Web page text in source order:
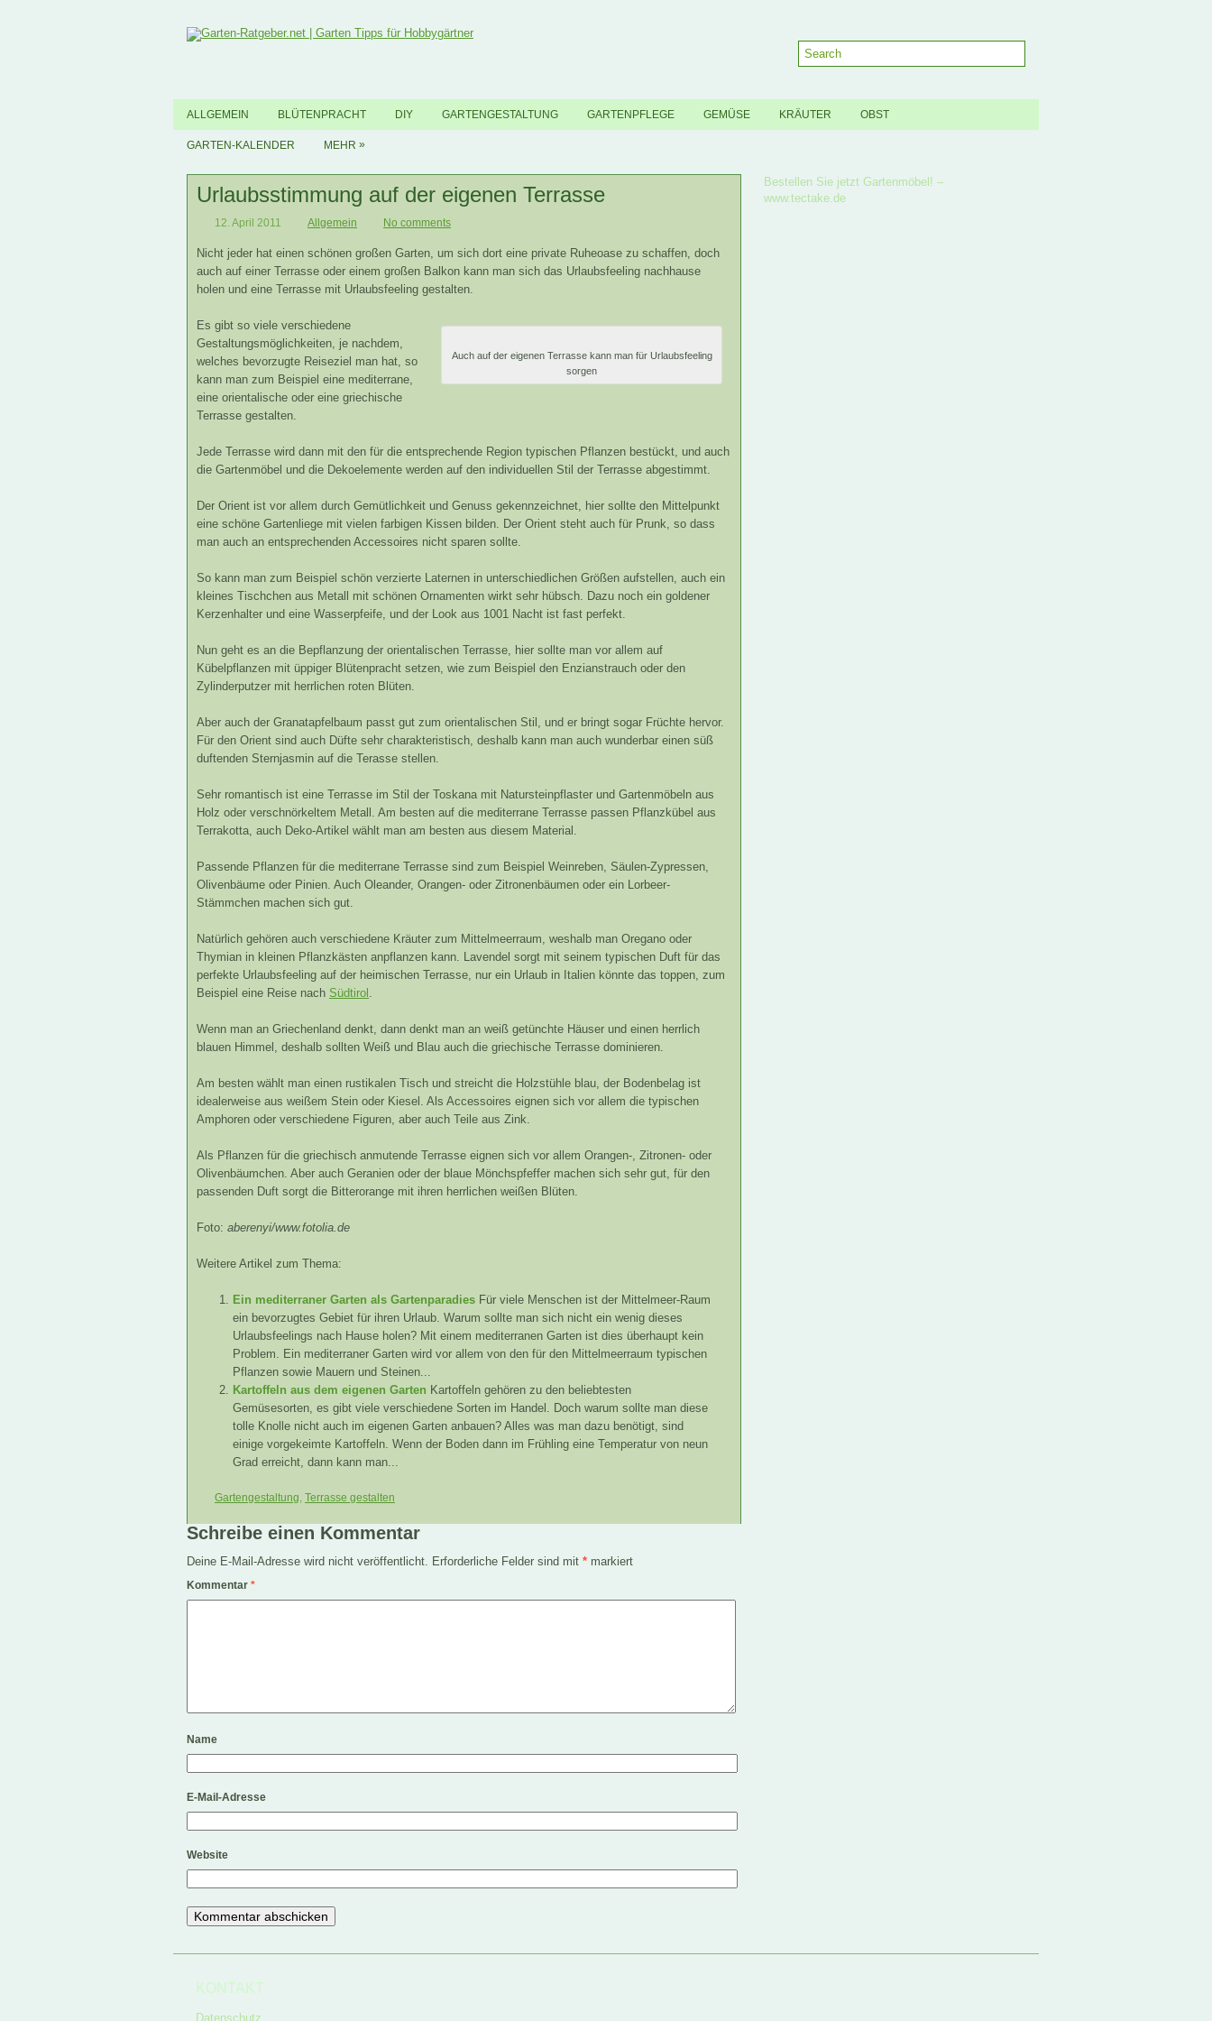
ALLGEMEIN BLÜTENPRACHT DIY GARTENGESTALTUNG GARTENPFLEGE GEMÜSE KRÄUTER OBST
GARTEN-KALENDER MEHR »
Urlaubsstimmung auf der eigenen Terrasse
12. April 2011 Allgemein No comments
Nicht jeder hat einen schönen großen Garten, um sich dort eine private Ruheoase zu schaffen, doch
auch auf einer Terrasse oder einem großen Balkon kann man sich das Urlaubsfeeling nachhause
holen und eine Terrasse mit Urlaubsfeeling gestalten.
Auch auf der eigenen Terrasse kann man für Urlaubsfeeling
sorgen
Es gibt so viele verschiedene
Gestaltungsmöglichkeiten, je nachdem,
welches bevorzugte Reiseziel man hat, so
kann man zum Beispiel eine mediterrane,
eine orientalische oder eine griechische
Terrasse gestalten.
Jede Terrasse wird dann mit den für die entsprechende Region typischen Pflanzen bestückt, und auch
die Gartenmöbel und die Dekoelemente werden auf den individuellen Stil der Terrasse abgestimmt.
Der Orient ist vor allem durch Gemütlichkeit und Genuss gekennzeichnet, hier sollte den Mittelpunkt
eine schöne Gartenliege mit vielen farbigen Kissen bilden. Der Orient steht auch für Prunk, so dass
man auch an entsprechenden Accessoires nicht sparen sollte.
So kann man zum Beispiel schön verzierte Laternen in unterschiedlichen Größen aufstellen, auch ein
kleines Tischchen aus Metall mit schönen Ornamenten wirkt sehr hübsch. Dazu noch ein goldener
Kerzenhalter und eine Wasserpfeife, und der Look aus 1001 Nacht ist fast perfekt.
Nun geht es an die Bepflanzung der orientalischen Terrasse, hier sollte man vor allem auf
Kübelpflanzen mit üppiger Blütenpracht setzen, wie zum Beispiel den Enzianstrauch oder den
Zylinderputzer mit herrlichen roten Blüten.
Aber auch der Granatapfelbaum passt gut zum orientalischen Stil, und er bringt sogar Früchte hervor.
Für den Orient sind auch Düfte sehr charakteristisch, deshalb kann man auch wunderbar einen süß
duftenden Sternjasmin auf die Terasse stellen.
Sehr romantisch ist eine Terrasse im Stil der Toskana mit Natursteinpflaster und Gartenmöbeln aus
Holz oder verschnörkeltem Metall. Am besten auf die mediterrane Terrasse passen Pflanzkübel aus
Terrakotta, auch Deko-Artikel wählt man am besten aus diesem Material.
Passende Pflanzen für die mediterrane Terrasse sind zum Beispiel Weinreben, Säulen-Zypressen,
Olivenbäume oder Pinien. Auch Oleander, Orangen- oder Zitronenbäumen oder ein Lorbeer-
Stämmchen machen sich gut.
Natürlich gehören auch verschiedene Kräuter zum Mittelmeerraum, weshalb man Oregano oder
Thymian in kleinen Pflanzkästen anpflanzen kann. Lavendel sorgt mit seinem typischen Duft für das
perfekte Urlaubsfeeling auf der heimischen Terrasse, nur ein Urlaub in Italien könnte das toppen, zum
Beispiel eine Reise nach Südtirol .
Wenn man an Griechenland denkt, dann denkt man an weiß getünchte Häuser und einen herrlich
blauen Himmel, deshalb sollten Weiß und Blau auch die griechische Terrasse dominieren.
Am besten wählt man einen rustikalen Tisch und streicht die Holzstühle blau, der Bodenbelag ist
idealerweise aus weißem Stein oder Kiesel. Als Accessoires eignen sich vor allem die typischen
Amphoren oder verschiedene Figuren, aber auch Teile aus Zink.
Als Pflanzen für die griechisch anmutende Terrasse eignen sich vor allem Orangen-, Zitronen- oder
Olivenbäumchen. Aber auch Geranien oder der blaue Mönchspfeffer machen sich sehr gut, für den
passenden Duft sorgt die Bitterorange mit ihren herrlichen weißen Blüten.
Foto: aberenyi/www.fotolia.de
Weitere Artikel zum Thema:
Ein mediterraner Garten als Gartenparadies Für viele Menschen ist der Mittelmeer-Raum
ein bevorzugtes Gebiet für ihren Urlaub. Warum sollte man sich nicht ein wenig dieses
Urlaubsfeelings nach Hause holen? Mit einem mediterranen Garten ist dies überhaupt kein
Problem. Ein mediterraner Garten wird vor allem von den für den Mittelmeerraum typischen
Pflanzen sowie Mauern und Steinen...
Kartoffeln aus dem eigenen Garten Kartoffeln gehören zu den beliebtesten
Gemüsesorten, es gibt viele verschiedene Sorten im Handel. Doch warum sollte man diese
tolle Knolle nicht auch im eigenen Garten anbauen? Alles was man dazu benötigt, sind
einige vorgekeimte Kartoffeln. Wenn der Boden dann im Frühling eine Temperatur von neun
Grad erreicht, dann kann man...
Gartengestaltung, Terrasse gestalten
Schreibe einen Kommentar
Deine E-Mail-Adresse wird nicht veröffentlicht. Erforderliche Felder sind mit * markiert
Kommentar *
Name
E-Mail-Adresse
Website
Bestellen Sie jetzt Gartenmöbel! –
www.tectake.de
KONTAKT
Datenschutz